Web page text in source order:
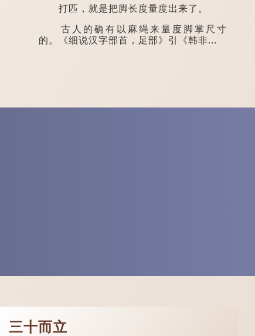
打匹，就是把脚长度量度出来了。
古人的确有以麻绳来量度脚掌尺寸
的。《细说汉字部首，足部》引《韩非...
三十而立